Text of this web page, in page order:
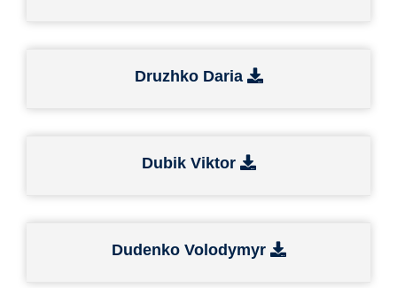
Druzhko Daria
Dubik Viktor
Dudenko Volodymyr